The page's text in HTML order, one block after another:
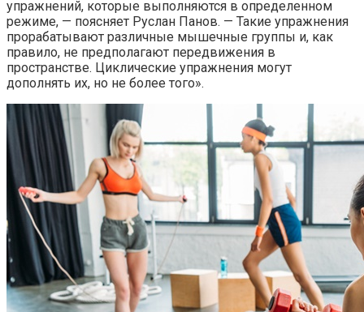
упражнений, которые выполняются в определенном
режиме, — поясняет Руслан Панов. — Такие упражнения
прорабатывают различные мышечные группы и, как
правило, не предполагают передвижения в
пространстве. Циклические упражнения могут
дополнять их, но не более того».